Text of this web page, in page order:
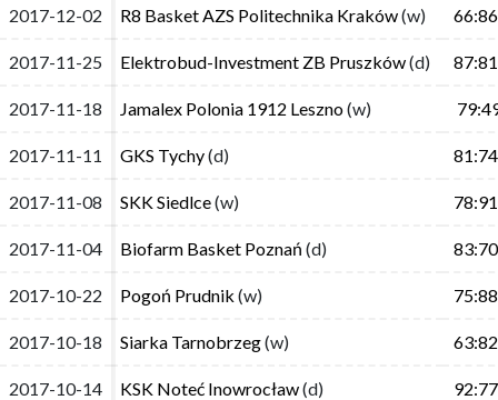
2017-12-02 R8 Basket AZS Politechnika Kraków(w) 66:86
2017-11-25 Elektrobud-Investment ZB Pruszków(d) 87:81
2017-11-18 Jamalex Polonia 1912 Leszno(w)
2017-11-11 GKS Tychy(d) 81:74
2017-11-08 SKK Siedlce(w) 78:91
2017-11-04 Biofarm Basket Poznań (d) 83:70
2017-10-22 Pogoń Prudnik (w) 75:88
2017-10-18 Siarka Tarnobrzeg(w) 63:82
2017-10-14 KSK Noteć Inowrocław(d) 92:77
2017-12-02 R8 Basket AZS Politechnika Kraków(w) 66:86
2017-11-25 Elektrobud-Investment ZB Pruszków(d) 87:81
2017-11-18 Jamalex Polonia 1912 Leszno(w)
2017-11-11 GKS Tychy(d) 81:74
2017-11-08 SKK Siedlce(w) 78:91
2017-11-04 Biofarm Basket Poznań (d) 83:70
2017-10-22 Pogoń Prudnik (w) 75:88
2017-10-18 Siarka Tarnobrzeg(w) 63:82
2017-10-14 KSK Noteć Inowrocław(d) 92:77